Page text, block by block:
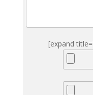
[expand